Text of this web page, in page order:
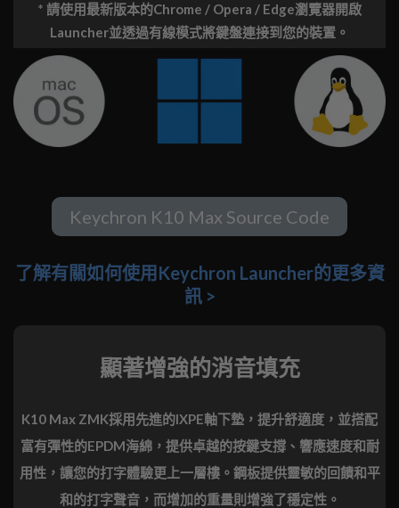
* 請使用最新版本的Chrome / Opera / Edge瀏覽器開啟
Launcher並透過有線模式將鍵盤連接到您的裝置。
Keychron K10 Max Source Code
了解有關如何使用Keychron Launcher的更多資
訊 >
顯著增強的消音填充
K10 Max ZMK採用先進的IXPE軸下墊，提升舒適度，並搭配
富有彈性的EPDM海綿，提供卓越的按鍵支撐、響應速度和耐
用性，讓您的打字體驗更上一層樓。鋼板提供靈敏的回饋和平
和的打字聲音，而增加的重量則增強了穩定性。